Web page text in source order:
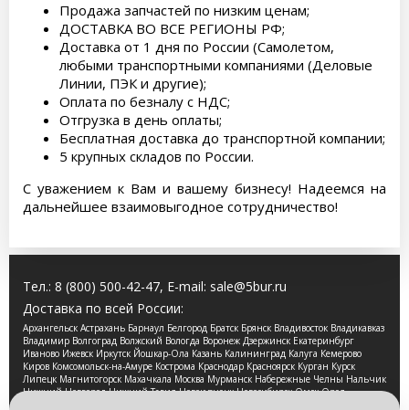
Продажа запчастей по низким ценам;
ДОСТАВКА ВО ВСЕ РЕГИОНЫ РФ;
Доставка от 1 дня по России (Самолетом,
любыми транспортными компаниями (Деловые
Линии, ПЭК и другие);
Оплата по безналу с НДС;
Отгрузка в день оплаты;
Бесплатная доставка до транспортной компании;
5 крупных складов по России.
С уважением к Вам и вашему бизнесу! Надеемся на
дальнейшее взаимовыгодное сотрудничество!
Тел.: 8 (800) 500-42-47, E-mail: sale@5bur.ru
Доставка по всей России:
Архангельск Астрахань Барнаул Белгород Братск Брянск Владивосток Владикавказ
Владимир Волгоград Волжский Вологда Воронеж Дзержинск Екатеринбург
Иваново Ижевск Иркутск Йошкар-Ола Казань Калининград Калуга Кемерово
Киров Комсомольск-на-Амуре Кострома Краснодар Красноярск Курган Курск
Липецк Магнитогорск Махачкала Москва Мурманск Набережные Челны Нальчик
Нижний Новгород Нижний Тагил Новокузнецк Новосибирск Омск Орел